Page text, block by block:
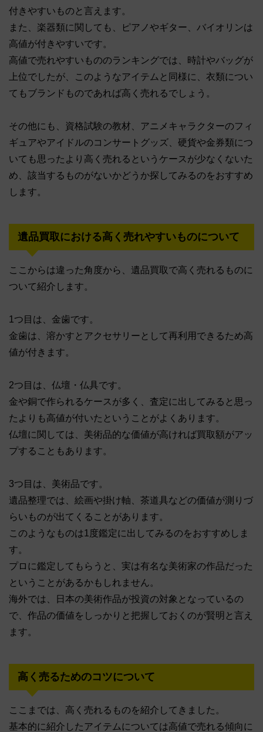
付きやすいものと言えます。
また、楽器類に関しても、ピアノやギター、バイオリンは
高値が付きやすいです。
高値で売れやすいもののランキングでは、時計やバッグが
上位でしたが、このようなアイテムと同様に、衣類につい
てもブランドものであれば高く売れるでしょう。
その他にも、資格試験の教材、アニメキャラクターのフィ
ギュアやアイドルのコンサートグッズ、硬貨や金券類につ
いても思ったより高く売れるというケースが少なくないた
め、該当するものがないかどうか探してみるのをおすすめ
します。
遺品買取における高く売れやすいものについて
ここからは違った角度から、遺品買取で高く売れるものに
ついて紹介します。
1つ目は、金歯です。
金歯は、溶かすとアクセサリーとして再利用できるため高
値が付きます。
2つ目は、仏壇・仏具です。
金や銅で作られるケースが多く、査定に出してみると思っ
たよりも高値が付いたということがよくあります。
仏壇に関しては、美術品的な価値が高ければ買取額がアッ
プすることもあります。
3つ目は、美術品です。
遺品整理では、絵画や掛け軸、茶道具などの価値が測りづ
らいものが出てくることがあります。
このようなものは1度鑑定に出してみるのをおすすめしま
す。
プロに鑑定してもらうと、実は有名な美術家の作品だった
ということがあるかもしれません。
海外では、日本の美術作品が投資の対象となっているの
で、作品の価値をしっかりと把握しておくのが賢明と言え
ます。
高く売るためのコツについて
ここまでは、高く売れるものを紹介してきました。
基本的に紹介したアイテムについては高値で売れる傾向に